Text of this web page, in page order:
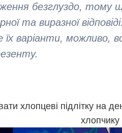
безглуздо, тому
та виразної
їх варіанти, можливо,
хлопцеві підлітку на
хлопчику